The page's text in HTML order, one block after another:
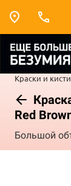
Краски и кисти
Red
Большой